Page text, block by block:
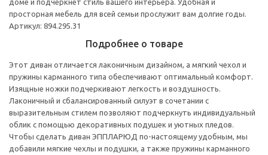
просторная мебель для всей семьи прослужит вам долгие годы.
Артикул: 894.295.31
Подробнее о товаре
Этот диван отличается лаконичным дизайном, а мягкий чехол и
пружины карманного типа обеспечивают оптимальный комфорт.
Изящные ножки подчеркивают легкость и воздушность.
Лаконичный и сбалансированный силуэт в сочетании с
выразительным стилем позволяют подчеркнуть индивидуальный
облик с помощью декоративных подушек и уютных пледов.
Чтобы сделать диван ЭППЛАРЮД по-настоящему удобным, мы
добавили мягкие чехлы и подушки, а также пружины карманного